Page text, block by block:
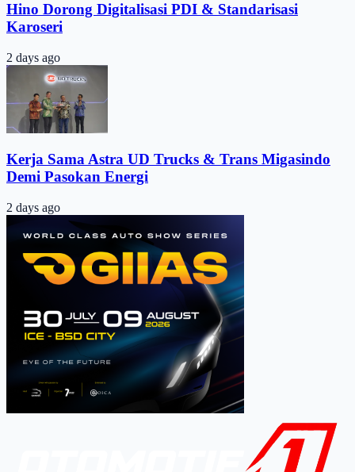
Hino Dorong Digitalisasi PDI & Standarisasi
Karoseri
2 days ago
Kerja Sama Astra UD Trucks & Trans Migasindo
Demi Pasokan Energi
2 days ago